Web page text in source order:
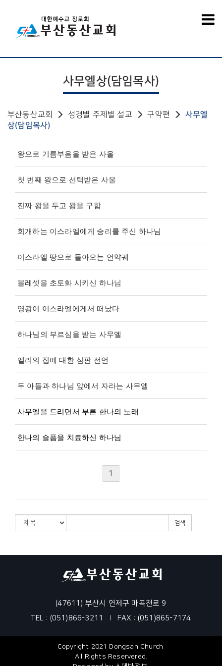
사무엘상(담임목사)
부산동산교회 성경별 주제별 설교 구약편
사무엘
상(담임목사)
왕으로 기름부음을 받은 사울
첫 번째 왕으로 선택받은 사울
진짜 왕을 두고 왕을 구함
회개하는 이스라엘에게 승리를 주신 하나님
이스라엘 땅으로 돌아오는 언약궤
블레셋을 초토화 시키신 하나님
영광이 이스라엘에게서 떠났다
하나님의 부르심을 받는 사무엘
엘리의 집에 대한 심판 선언
두 아들과 하나님 앞에서 자라는 사무엘
사무엘을 드리면서 부른 한나의 노래
한나의 슬픔을 치료하신 하나님
1
검색
(47611) 부산시 연제구 마곡천로 9
TEL : (051)866-3211
| FAX : (051)865-7174
Copyright 2021 Dongsan Church.
All Rights Reservered.